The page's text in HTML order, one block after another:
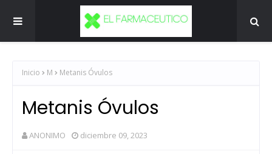
Inicio M Metanis Óvulos
Metanis Óvulos
ANONIMO diciembre 09, 2023